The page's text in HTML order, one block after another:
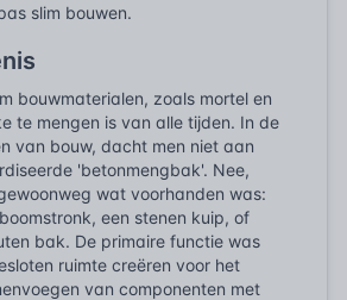
slim bouwen.
bouwmaterialen, zoals mortel en
te mengen is van alle tijden. In de
van bouw, dacht men niet aan
'betonmengbak'. Nee,
wat voorhanden was:
een stenen kuip, of
bak. De primaire functie was
ruimte creëren voor het
van componenten met